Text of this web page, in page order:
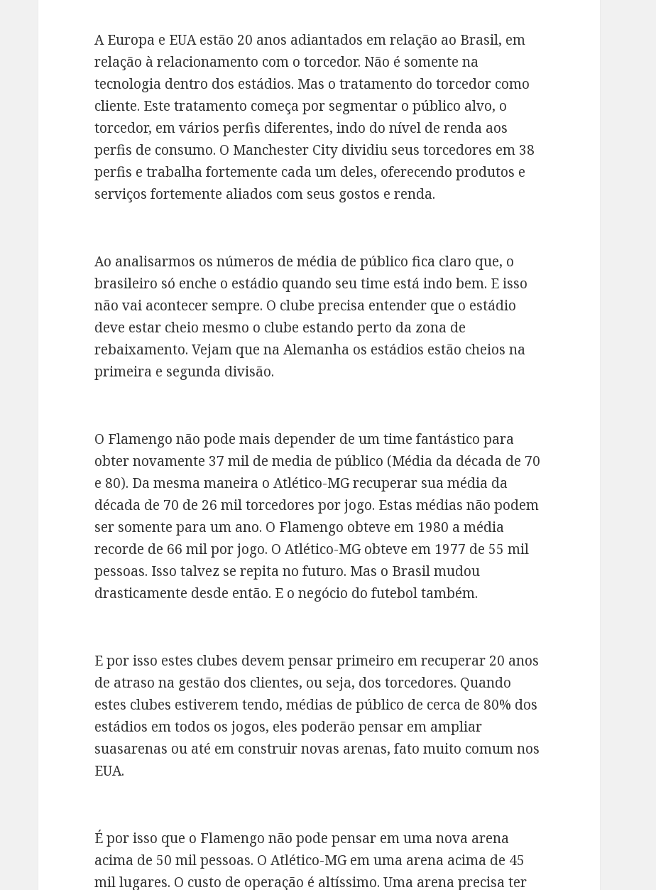
A Europa e EUA estão 20 anos adiantados em relação ao Brasil, em
relação à relacionamento com o torcedor. Não é somente na
tecnologia dentro dos estádios. Mas o tratamento do torcedor como
cliente. Este tratamento começa por segmentar o público alvo, o
torcedor, em vários perfis diferentes, indo do nível de renda aos
perfis de consumo. O Manchester City dividiu seus torcedores em 38
perfis e trabalha fortemente cada um deles, oferecendo produtos e
serviços fortemente aliados com seus gostos e renda.
Ao analisarmos os números de média de público fica claro que, o
brasileiro só enche o estádio quando seu time está indo bem. E isso
não vai acontecer sempre. O clube precisa entender que o estádio
deve estar cheio mesmo o clube estando perto da zona de
rebaixamento. Vejam que na Alemanha os estádios estão cheios na
primeira e segunda divisão.
O Flamengo não pode mais depender de um time fantástico para
obter novamente 37 mil de media de público (Média da década de 70
e 80). Da mesma maneira o Atlético-MG recuperar sua média da
década de 70 de 26 mil torcedores por jogo. Estas médias não podem
ser somente para um ano. O Flamengo obteve em 1980 a média
recorde de 66 mil por jogo. O Atlético-MG obteve em 1977 de 55 mil
pessoas. Isso talvez se repita no futuro. Mas o Brasil mudou
drasticamente desde então. E o negócio do futebol também.
E por isso estes clubes devem pensar primeiro em recuperar 20 anos
de atraso na gestão dos clientes, ou seja, dos torcedores. Quando
estes clubes estiverem tendo, médias de público de cerca de 80% dos
estádios em todos os jogos, eles poderão pensar em ampliar
suasarenas ou até em construir novas arenas, fato muito comum nos
EUA.
É por isso que o Flamengo não pode pensar em uma nova arena
acima de 50 mil pessoas. O Atlético-MG em uma arena acima de 45
mil lugares. O custo de operação é altíssimo. Uma arena precisa ter